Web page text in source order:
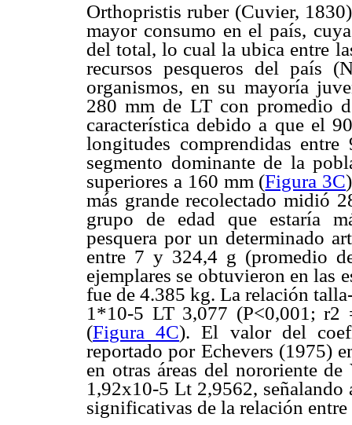
Orthopristis ruber (Cuvier,
mayor consumo en el país,
del total, lo cual la ubica entre
recursos pesqueros del país
organismos, en su mayoría
280 mm de LT con promedio
característica debido a que el
longitudes comprendidas
segmento dominante de la
superiores a 160 mm (Figura 3C
más grande recolectado midió
grupo de edad que estaría
pesquera por un determinado
entre 7 y 324,4 g (promedio
ejemplares se obtuvieron en las
fue de 4.385 kg. La relación
1*10-5 LT 3,077 (P<0,001; r2
(Figura 4C). El valor del
reportado por Echevers (1975)
en otras áreas del nororiente
1,92x10-5 Lt 2,9562, señalando
significativas de la relación entre